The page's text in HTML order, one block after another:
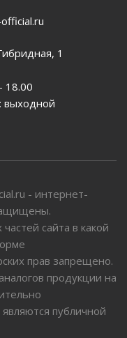
1
18.00
выходной
- интернет-
сайта в какой
прав запрещено.
продукции на
публичной